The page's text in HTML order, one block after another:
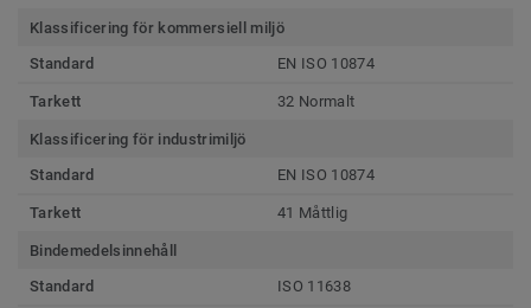
Klassificering för kommersiell miljö
Standard
EN ISO 10874
Tarkett 32 Normalt
Klassificering för industrimiljö
Standard
EN ISO 10874
Tarkett 41 Måttlig
Bindemedelsinnehåll
Standard
ISO 11638